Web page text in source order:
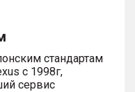
стандартам
с 1998г,
сервис